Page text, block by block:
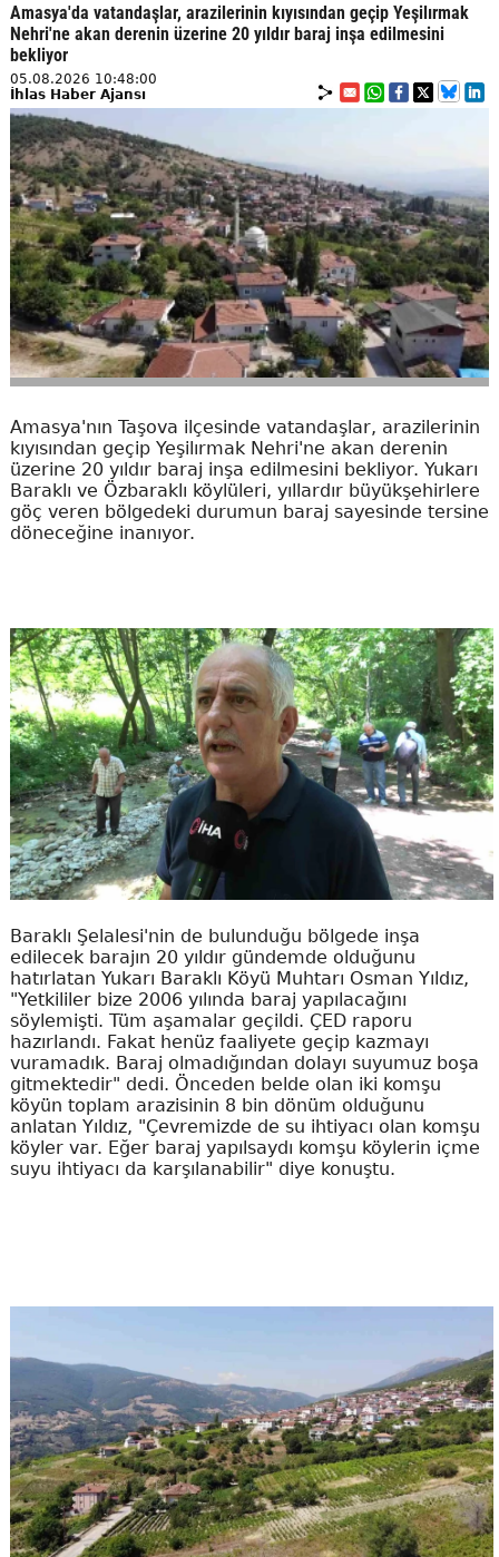
Amasya'da vatandaşlar, arazilerinin kıyısından geçip Yeşilırmak
Nehri'ne akan derenin üzerine 20 yıldır baraj inşa edilmesini
bekliyor
05.08.2026 10:48:00
İhlas Haber Ajansı
Amasya'nın Taşova ilçesinde vatandaşlar, arazilerinin
kıyısından geçip Yeşilırmak Nehri'ne akan derenin
üzerine 20 yıldır baraj inşa edilmesini bekliyor. Yukarı
Baraklı ve Özbaraklı köylüleri, yıllardır büyükşehirlere
göç veren bölgedeki durumun baraj sayesinde tersine
döneceğine inanıyor.
Baraklı Şelalesi'nin de bulunduğu bölgede inşa
edilecek barajın 20 yıldır gündemde olduğunu
hatırlatan Yukarı Baraklı Köyü Muhtarı Osman Yıldız,
"Yetkililer bize 2006 yılında baraj yapılacağını
söylemişti. Tüm aşamalar geçildi. ÇED raporu
hazırlandı. Fakat henüz faaliyete geçip kazmayı
vuramadık. Baraj olmadığından dolayı suyumuz boşa
gitmektedir" dedi. Önceden belde olan iki komşu
köyün toplam arazisinin 8 bin dönüm olduğunu
anlatan Yıldız, "Çevremizde de su ihtiyacı olan komşu
köyler var. Eğer baraj yapılsaydı komşu köylerin içme
suyu ihtiyacı da karşılanabilir" diye konuştu.